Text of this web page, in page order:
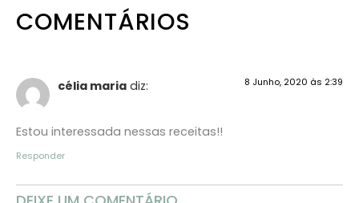
COMENTÁRIOS
célia maria diz: 8 Junho, 2020 às 2:39
Estou interessada nessas receitas!!
Responder